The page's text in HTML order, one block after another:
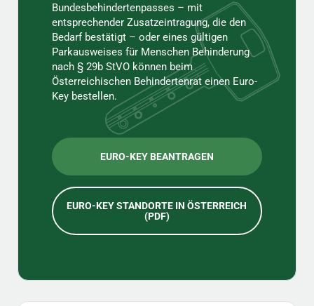
Bundesbehindertenpasses – mit
entsprechender Zusatzeintragung, die den
Bedarf bestätigt – oder eines gültigen
Parkausweises für Menschen Behinderung
nach § 29b StVO können beim
Österreichischen Behindertenrat einen Euro-
Key bestellen.
EURO-KEY BEANTRAGEN
EURO-KEY STANDORTE IN ÖSTERREICH
(PDF)